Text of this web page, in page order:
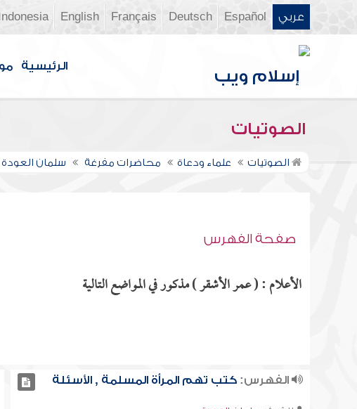
عربي Español
Deutsch
Français
English
Indonesia
الرئيسية
الصوتيات
الصوتيات علماء ودعاة محاضرات مفرغة سلمان العودة
صفحة الفهرس
الأعلام : ( عمر الأشقر ) مذكور في المواضع التالية
الفهرس:كتب تهم المرأة المسلمة , الأسئلة